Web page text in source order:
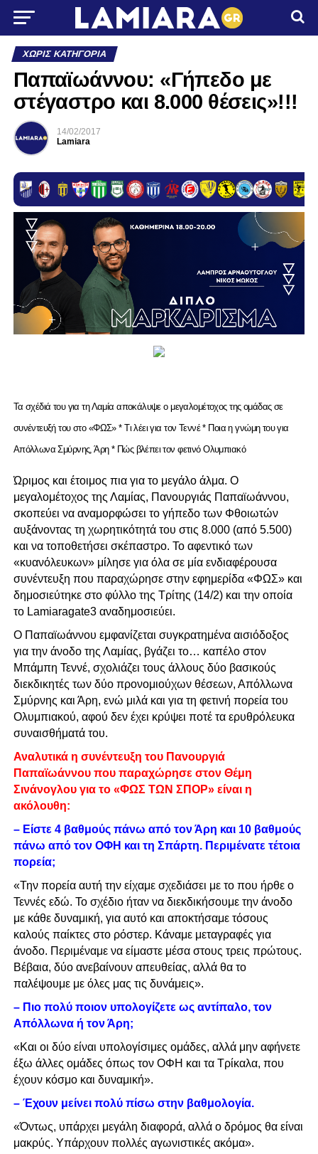
ΧΩΡΊΣ ΚΑΤΗΓΟΡΊΑ
Παπαϊωάννου: «Γήπεδο με
στέγαστρο και 8.000 θέσεις»!!!
14/02/2017
Lamiara
Τα σχέδιά του για τη Λαμία αποκάλυψε ο μεγαλομέτοχος της ομάδας σε
συνέντευξή του στο «ΦΩΣ» * Τι λέει για τον Τεννέ * Ποια η γνώμη του για
Απόλλωνα Σμύρνης, Άρη * Πώς βλέπει τον φετινό Ολυμπιακό
Ώριμος και έτοιμος πια για το μεγάλο άλμα. Ο
μεγαλομέτοχος της Λαμίας, Πανουργιάς Παπαϊωάννου,
σκοπεύει να αναμορφώσει το γήπεδο των Φθοιωτών
αυξάνοντας τη χωρητικότητά του στις 8.000 (από 5.500)
και να τοποθετήσει σκέπαστρο. Το αφεντικό των
«κυανόλευκων» μίλησε για όλα σε μία ενδιαφέρουσα
συνέντευξη που παραχώρησε στην εφημερίδα «ΦΩΣ» και
δημοσιεύτηκε στο φύλλο της Τρίτης (14/2) και την οποία
το Lamiaragate3 αναδημοσιεύει.
Ο Παπαϊωάννου εμφανίζεται συγκρατημένα αισιόδοξος
για την άνοδο της Λαμίας, βγάζει το… καπέλο στον
Μπάμπη Τεννέ, σχολιάζει τους άλλους δύο βασικούς
διεκδικητές των δύο προνομιούχων θέσεων, Απόλλωνα
Σμύρνης και Άρη, ενώ μιλά και για τη φετινή πορεία του
Ολυμπιακού, αφού δεν έχει κρύψει ποτέ τα ερυθρόλευκα
συναισθήματά του.
Αναλυτικά η συνέντευξη του Πανουργιά
Παπαϊωάννου που παραχώρησε στον Θέμη
Σινάνογλου για το «ΦΩΣ ΤΩΝ ΣΠΟΡ» είναι η
ακόλουθη:
– Είστε 4 βαθμούς πάνω από τον Άρη και 10 βαθμούς
πάνω από τον ΟΦΗ και τη Σπάρτη. Περιμένατε τέτοια
πορεία;
«Την πορεία αυτή την είχαμε σχεδιάσει με το που ήρθε ο
Τεννές εδώ. Το σχέδιο ήταν να διεκδικήσουμε την άνοδο
με κάθε δυναμική, για αυτό και αποκτήσαμε τόσους
καλούς παίκτες στο ρόστερ. Κάναμε μεταγραφές για
άνοδο. Περιμέναμε να είμαστε μέσα στους τρεις πρώτους.
Βέβαια, δύο ανεβαίνουν απευθείας, αλλά θα το
παλέψουμε με όλες μας τις δυνάμεις».
– Πιο πολύ ποιον υπολογίζετε ως αντίπαλο, τον
Απόλλωνα ή τον Άρη;
«Και οι δύο είναι υπολογίσιμες ομάδες, αλλά μην αφήνετε
έξω άλλες ομάδες όπως τον ΟΦΗ και τα Τρίκαλα, που
έχουν κόσμο και δυναμική».
– Έχουν μείνει πολύ πίσω στην βαθμολογία.
«Όντως, υπάρχει μεγάλη διαφορά, αλλά ο δρόμος θα είναι
μακρύς. Υπάρχουν πολλές αγωνιστικές ακόμα».